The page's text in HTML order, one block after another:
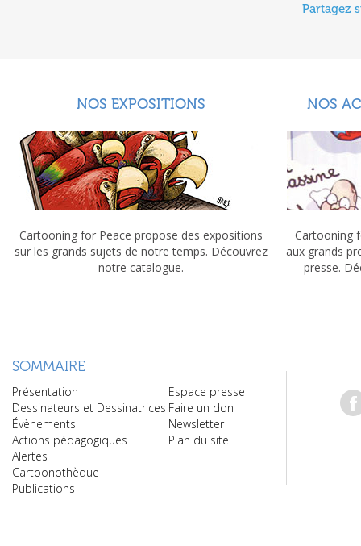
Partagez
NOS EXPOSITIONS
Cartooning for Peace propose des expositions
sur les grands sujets de notre temps. Découvrez
notre catalogue.
NOS
Cartooning
aux grands
presse.
SOMMAIRE
Présentation
Dessinateurs et Dessinatrices
Évènements
Actions pédagogiques
Alertes
Cartoonothèque
Publications
Espace presse
Faire un don
Newsletter
Plan du site